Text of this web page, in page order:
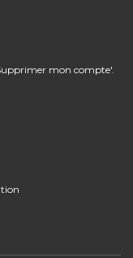
mon compte'.